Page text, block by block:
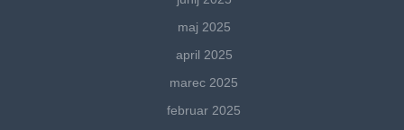
maj 2025
april 2025
marec 2025
februar 2025